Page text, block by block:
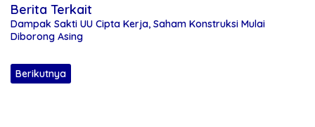
Berita Terkait
Dampak Sakti UU Cipta Kerja, Saham Konstruksi Mulai
Diborong Asing
Berikutnya